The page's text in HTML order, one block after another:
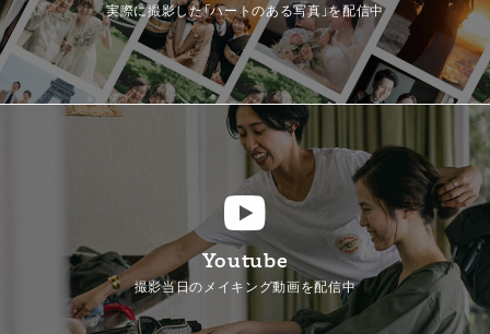
実際に撮影した「ハートのある写真」を配信中
Youtube
撮影当日のメイキング動画を配信中